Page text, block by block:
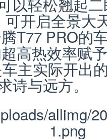
开启全景大
T77 PRO的
高热效率赋
主实际开出
诗与远方。